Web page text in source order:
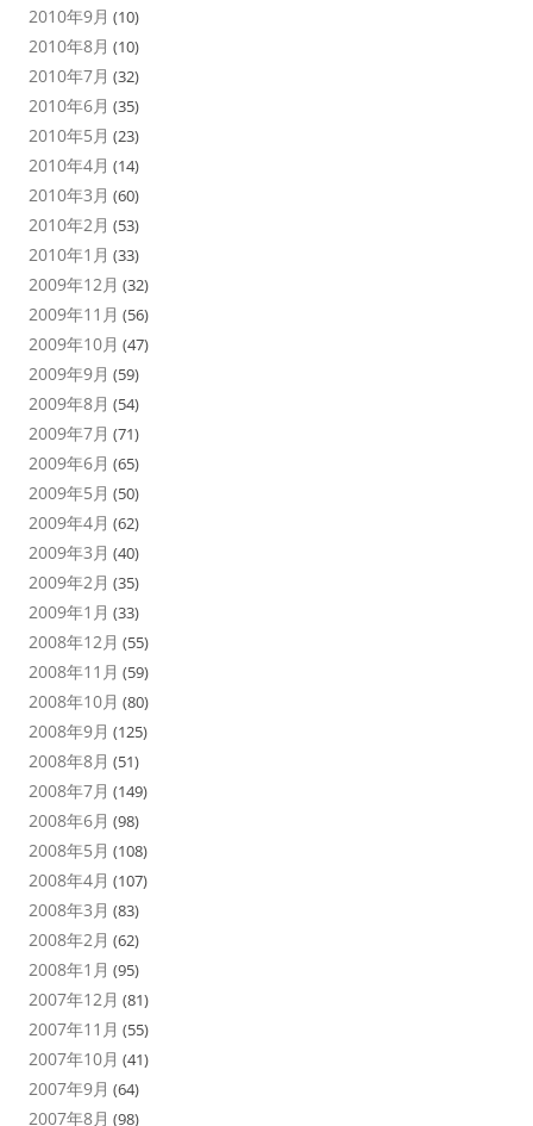
2010年9月 (10)
2010年8月 (10)
2010年7月 (32)
2010年6月 (35)
2010年5月 (23)
2010年4月 (14)
2010年3月 (60)
2010年2月 (53)
2010年1月 (33)
2009年12月 (32)
2009年11月 (56)
2009年10月 (47)
2009年9月 (59)
2009年8月 (54)
2009年7月 (71)
2009年6月 (65)
2009年5月 (50)
2009年4月 (62)
2009年3月 (40)
2009年2月 (35)
2009年1月 (33)
2008年12月 (55)
2008年11月 (59)
2008年10月 (80)
2008年9月 (125)
2008年8月 (51)
2008年7月 (149)
2008年6月 (98)
2008年5月 (108)
2008年4月 (107)
2008年3月 (83)
2008年2月 (62)
2008年1月 (95)
2007年12月 (81)
2007年11月 (55)
2007年10月 (41)
2007年9月 (64)
2007年8月 (98)